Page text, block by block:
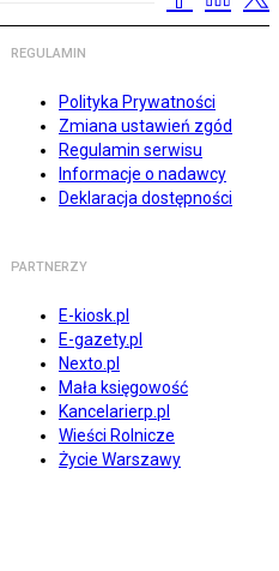
REGULAMIN
Polityka Prywatności
Zmiana ustawień zgód
Regulamin serwisu
Informacje o nadawcy
Deklaracja dostępności
PARTNERZY
E-kiosk.pl
E-gazety.pl
Nexto.pl
Mała księgowość
Kancelarierp.pl
Wieści Rolnicze
Życie Warszawy